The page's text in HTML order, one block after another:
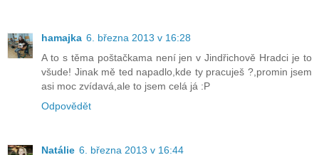
hamajka 6. března 2013 v 16:28
A to s těma poštačkama není jen v Jindřichově Hradci je to
všude! Jinak mě ted napadlo,kde ty pracuješ ?,promin jsem
asi moc zvídavá,ale to jsem celá já :P
Odpovědět
Natálie 6. března 2013 v 16:44